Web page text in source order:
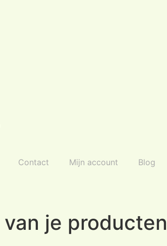
Contact Mijn account Blog
je producten